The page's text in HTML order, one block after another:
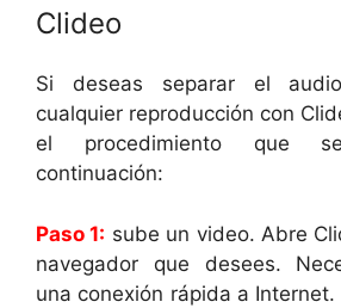
Clideo
Si deseas separar el
cualquier reproducción con
el procedimiento que
continuación:
Paso 1: sube un video. Abre
navegador que desees.
una conexión rápida a